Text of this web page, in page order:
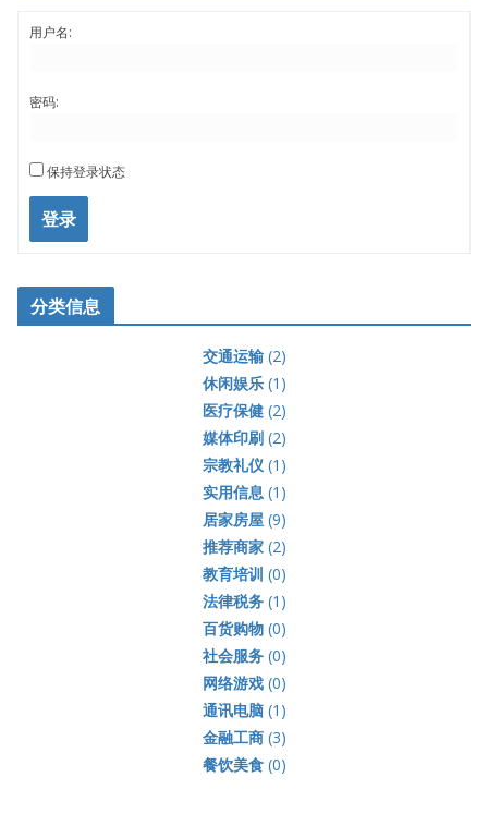
用户名:
密码:
保持登录状态
登录
分类信息
交通运输(2)
休闲娱乐(1)
医疗保健(2)
媒体印刷(2)
宗教礼仪(1)
实用信息(1)
居家房屋(9)
推荐商家(2)
教育培训 (0)
法律税务(1)
百货购物(0)
社会服务(0)
网络游戏(0)
通讯电脑(1)
金融工商(3)
餐饮美食(0)